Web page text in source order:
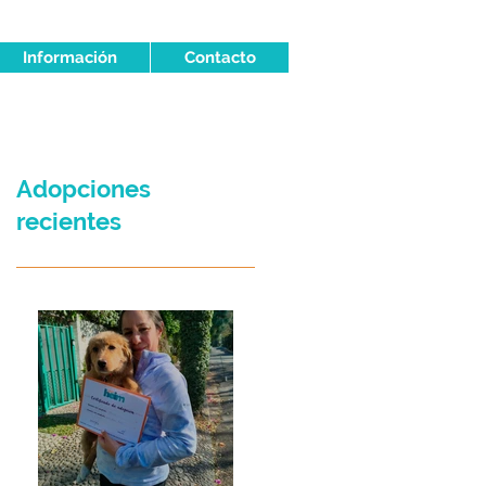
Información Contacto
Adopciones
recientes